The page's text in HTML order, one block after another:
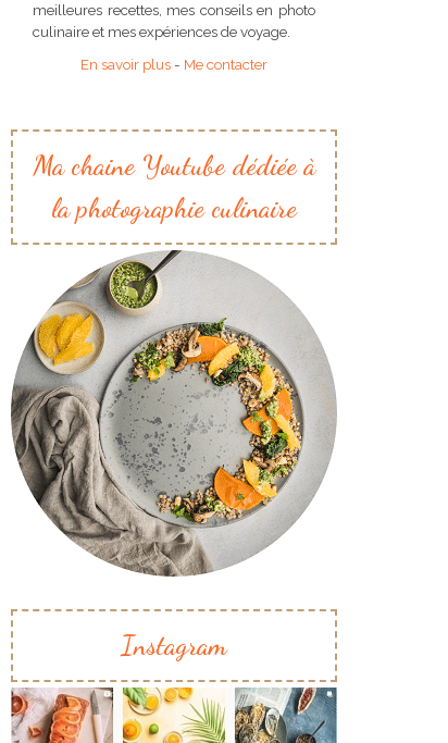
meilleures recettes, mes conseils en photo
culinaire et mes expériences de voyage.
En savoir plus - Me contacter
Ma chaine Youtube dédiée à
la photographie culinaire
Instagram